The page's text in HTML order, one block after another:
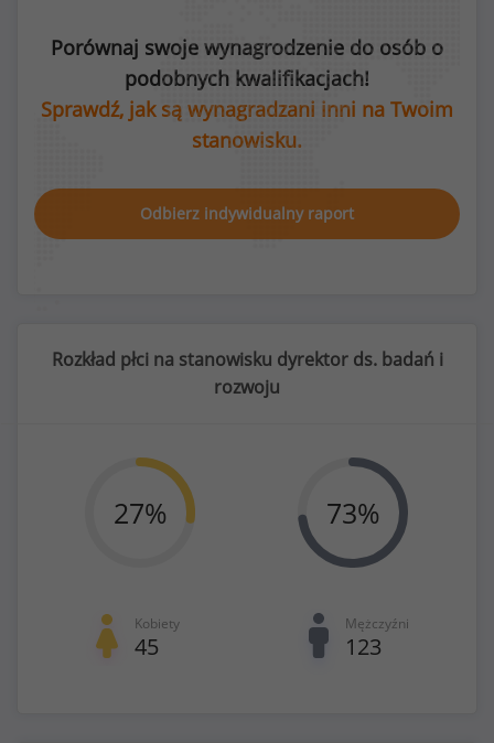
Porównaj swoje wynagrodzenie do osób o
podobnych kwalifikacjach!
Sprawdź, jak są wynagradzani inni na Twoim
stanowisku.
Odbierz indywidualny raport
Rozkład płci na stanowisku dyrektor ds. badań i
rozwoju
27%
Kobiety
45
73%
Mężczyźni
123